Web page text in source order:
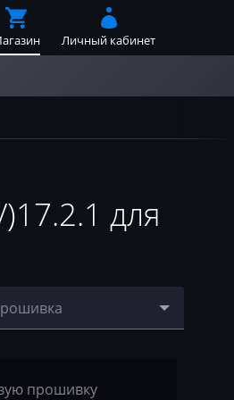
Личный кабинет
для
прошивку